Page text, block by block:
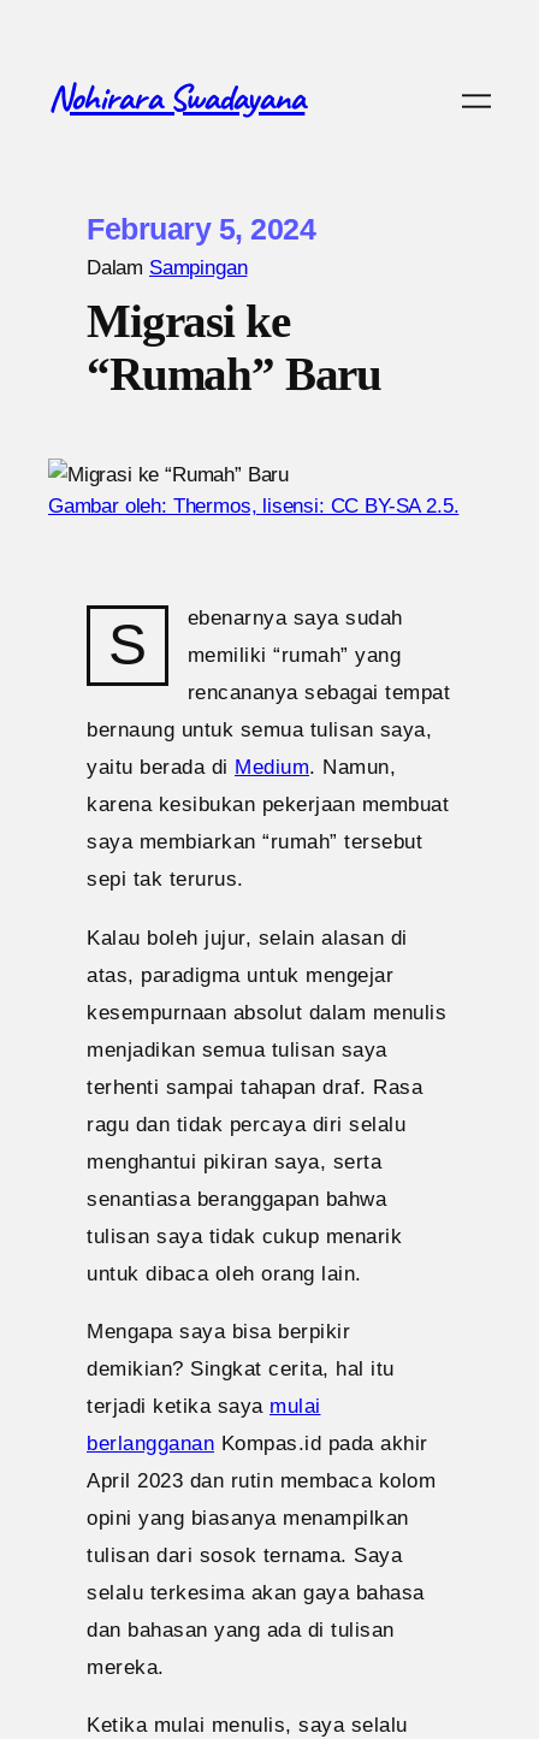
Nohirara Swadayana
February 5, 2024
Dalam Sampingan
Migrasi ke
“Rumah” Baru
Gambar oleh: Thermos, lisensi: CC BY-SA 2.5.
S
ebenarnya saya sudah
memiliki “rumah” yang
rencananya sebagai tempat
bernaung untuk semua tulisan saya,
yaitu berada di Medium. Namun,
karena kesibukan pekerjaan membuat
saya membiarkan “rumah” tersebut
sepi tak terurus.
Kalau boleh jujur, selain alasan di
atas, paradigma untuk mengejar
kesempurnaan absolut dalam menulis
menjadikan semua tulisan saya
terhenti sampai tahapan draf. Rasa
ragu dan tidak percaya diri selalu
menghantui pikiran saya, serta
senantiasa beranggapan bahwa
tulisan saya tidak cukup menarik
untuk dibaca oleh orang lain.
Mengapa saya bisa berpikir
demikian? Singkat cerita, hal itu
terjadi ketika saya mulai
berlangganan Kompas.id pada akhir
April 2023 dan rutin membaca kolom
opini yang biasanya menampilkan
tulisan dari sosok ternama. Saya
selalu terkesima akan gaya bahasa
dan bahasan yang ada di tulisan
mereka.
Ketika mulai menulis, saya selalu